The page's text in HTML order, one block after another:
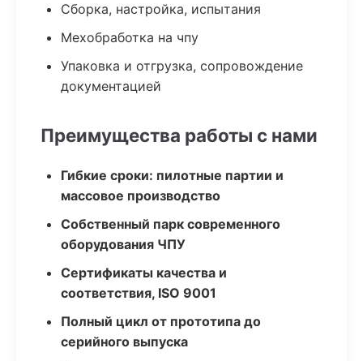
Сборка, настройка, испытания
Мехобработка на чпу
Упаковка и отгрузка, сопровождение
документацией
Преимущества работы с нами
Гибкие сроки: пилотные партии и
массовое производство
Собственный парк современного
оборудования ЧПУ
Сертификаты качества и
соответствия, ISO 9001
Полный цикл от прототипа до
серийного выпуска